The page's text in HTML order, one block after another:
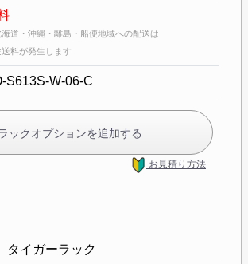
道・沖縄・離島・船便地域への配送は
送料が発生します
S613S-W-06-C
ックオプションを追加する
お見積り方法
タイガーラック